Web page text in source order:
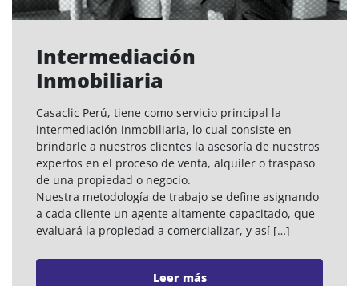
Intermediación
Inmobiliaria
Casaclic Perú, tiene como servicio principal la
intermediación inmobiliaria, lo cual consiste en
brindarle a nuestros clientes la asesoría de nuestros
expertos en el proceso de venta, alquiler o traspaso
de una propiedad o negocio.
Nuestra metodología de trabajo se define asignando
a cada cliente un agente altamente capacitado, que
evaluará la propiedad a comercializar, y así […]
Leer más